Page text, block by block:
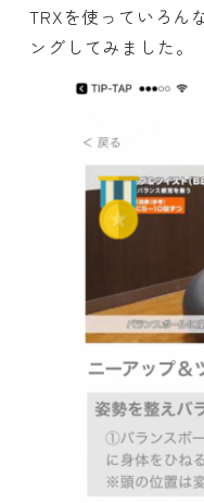
TRXを使っていろん
ングしてみました。